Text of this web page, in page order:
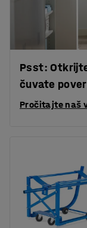
Psst:
čuvate
Pročitajte naš